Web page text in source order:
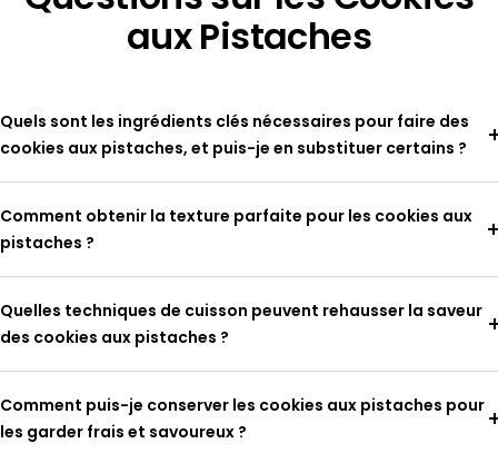
aux Pistaches
Quels sont les ingrédients clés nécessaires pour faire des
cookies aux pistaches, et puis-je en substituer certains ?
Comment obtenir la texture parfaite pour les cookies aux
pistaches ?
Quelles techniques de cuisson peuvent rehausser la saveur
des cookies aux pistaches ?
Comment puis-je conserver les cookies aux pistaches pour
les garder frais et savoureux ?